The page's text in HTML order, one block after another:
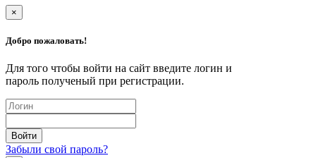
×
Добро пожаловать!
Для того чтобы войти на сайт введите логин и
пароль полученый при регистрации.
Забыли свой пароль?